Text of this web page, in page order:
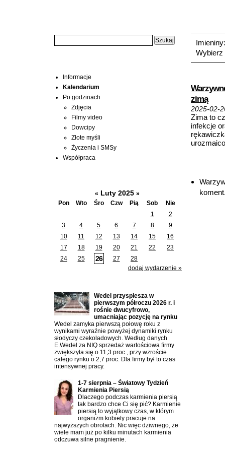
Wybierz
zimą
2025-02-
Zima to
infekcje
Informacje
Kalendarium
Po godzinach
Zdjęcia
Filmy video
Dowcipy
Złote myśli
Życzenia i SMSy
Współpraca
« Luty 2025 »
Pon
Wto Śro Czw Pią Sob
Nie
1
2
3
4 5 6 7 8
9
10
11 12 13 14 15
16
17
18 19 20 21 22
23
24
25 26 27
28
dodaj wydarzenie »
Wedel przyspiesza w
pierwszym półroczu 2026 r. i
rośnie dwucyfrowo,
umacniając pozycję na rynku
Wedel zamyka pierwszą połowę roku z
wynikami wyraźnie powyżej dynamiki rynku
słodyczy czekoladowych. Według danych
E.Wedel za NIQ sprzedaż wartościowa firmy
zwiększyła się o 11,3 proc., przy wzroście
całego rynku o 2,7 proc. Dla firmy był to czas
intensywnej pracy.
1-7 sierpnia – Światowy Tydzień
Karmienia Piersią
Dlaczego podczas karmienia piersią
tak bardzo chce Ci się pić? Karmienie
piersią to wyjątkowy czas, w którym
organizm kobiety pracuje na
najwyższych obrotach. Nic więc dziwnego, że
wiele mam już po kilku minutach karmienia
odczuwa silne pragnienie.